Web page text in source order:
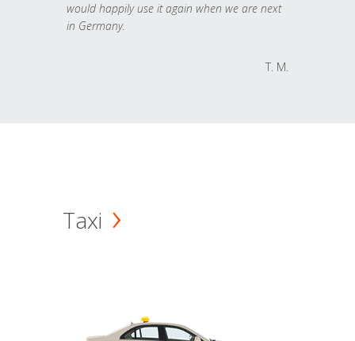
would happily use it again when we are next
in Germany.
T. M.
Taxi